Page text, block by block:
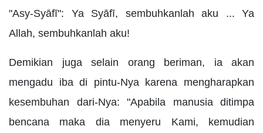
"Asy-Syāfī": Ya Syāfī, sembuhkanlah aku ... Ya
Allah, sembuhkanlah aku!
Demikian juga selain orang beriman, ia akan
mengadu iba di pintu-Nya karena mengharapkan
kesembuhan dari-Nya: "Apabila manusia ditimpa
bencana maka dia menyeru Kami, kemudian